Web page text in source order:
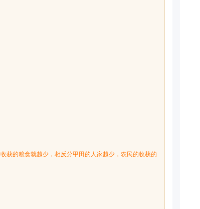
获的粮食就越少，相反分甲田的人家越少，农民的收获的